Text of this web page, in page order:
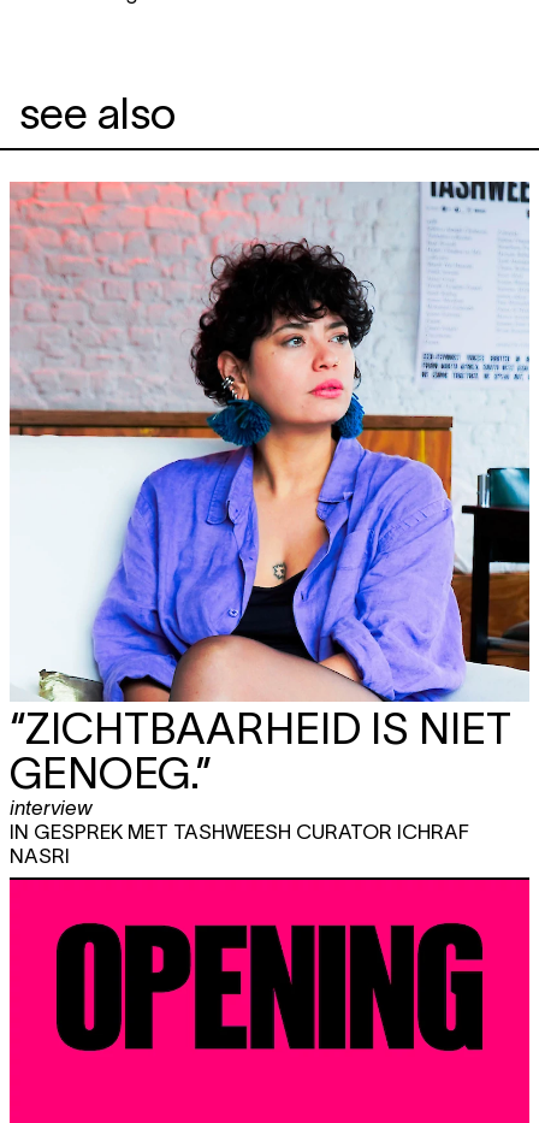
see also
“ZICHTBAARHEID IS NIET
GENOEG.”
interview
IN GESPREK MET TASHWEESH CURATOR ICHRAF
NASRI